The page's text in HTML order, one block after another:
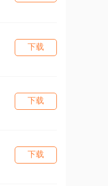
下载
下载
下载